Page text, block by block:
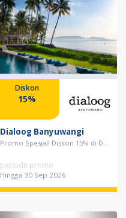
Diskon
15%
Dialoog Banyuwangi
Promo Spesial! Diskon 15% di D...
periode promo
Hingga 30 Sep 2026